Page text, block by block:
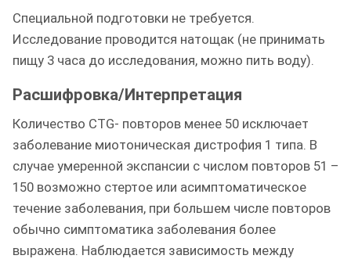
Специальной подготовки не требуется.
Исследование проводится натощак (не принимать
пищу 3 часа до исследования, можно пить воду).
Расшифровка/Интерпретация
Количество CTG- повторов менее 50 исключает
заболевание миотоническая дистрофия 1 типа. В
случае умеренной экспансии с числом повторов 51 –
150 возможно стертое или асимптоматическое
течение заболевания, при большем числе повторов
обычно симптоматика заболевания более
выражена. Наблюдается зависимость между